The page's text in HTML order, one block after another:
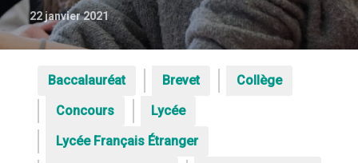
22 janvier 2021
Baccalauréat Brevet
Collège
Concours
Lycée
Lycée Français Étranger